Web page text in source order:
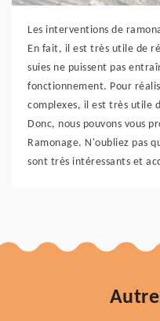
Les interventions de
En fait, il est très utile de
suies ne puissent pas
fonctionnement. Pour
complexes, il est très utile
Donc, nous pouvons vous
Ramonage. N'oubliez pas
sont très intéressants et